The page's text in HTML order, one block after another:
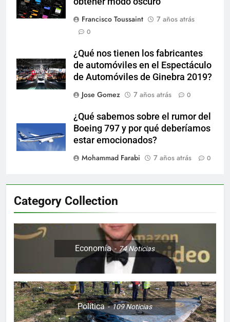
Francisco Toussaint
7 años atrás
0
¿Qué nos tienen los fabricantes
de automóviles en el Espectáculo
de Automóviles de Ginebra 2019?
Jose Gomez
7 años atrás 0
¿Qué sabemos sobre el rumor del
Boeing 797 y por qué deberíamos
estar emocionados?
Mohammad Farabi
7 años atrás 0
Category Collection
Economía 74Noticias
Política 109Noticias